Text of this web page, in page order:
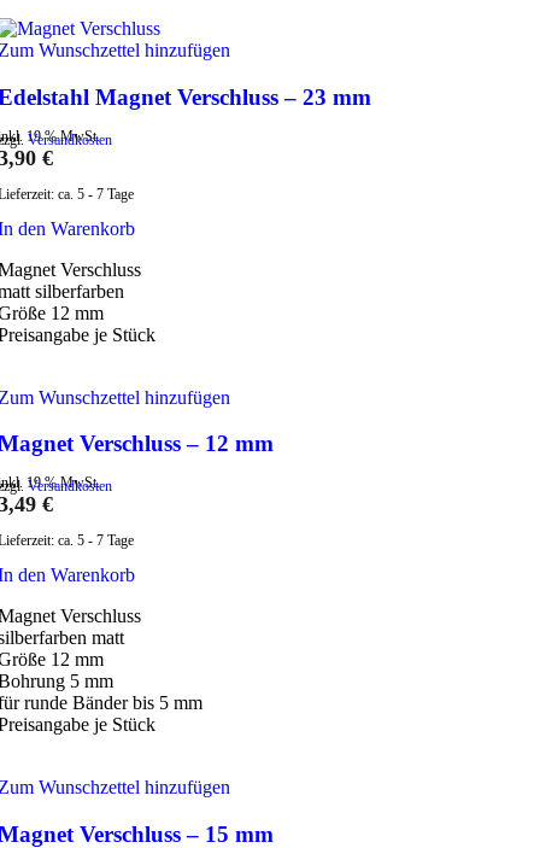
Wunschzettel hinzufügen
Magnet Verschluss – 23 mm
19 % MwSt.
Versandkosten
€
ca. 5 - 7 Tage
den Warenkorb
Verschluss
silberfarben
12 mm
je Stück
Wunschzettel hinzufügen
Verschluss – 12 mm
19 % MwSt.
Versandkosten
€
ca. 5 - 7 Tage
den Warenkorb
Verschluss
matt
12 mm
5 mm
runde Bänder bis 5 mm
je Stück
Wunschzettel hinzufügen
Verschluss – 15 mm